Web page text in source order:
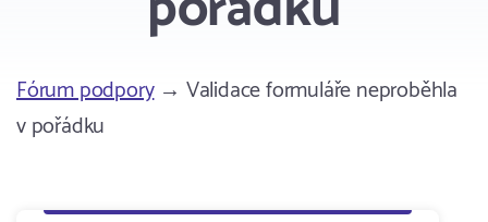
Fórum podpory→ Validace formuláře neproběhla
v pořádku